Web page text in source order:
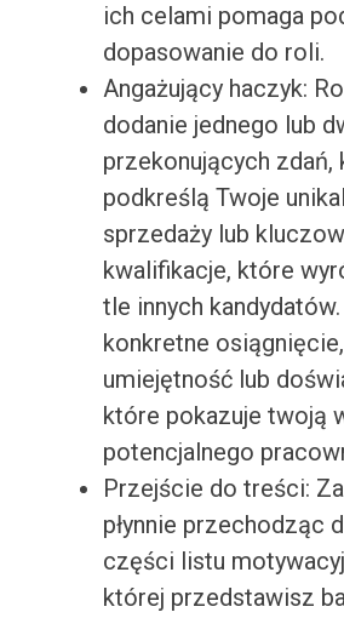
ich celami pomaga
dopasowanie do roli.
Angażujący haczyk:
dodanie jednego lub
przekonujących zdań,
podkreślą Twoje
sprzedaży lub
kwalifikacje, które
tle innych
konkretne
umiejętność lub
które pokazuje twoją
potencjalnego
Przejście do treści:
płynnie przechodząc
części listu
której przedstawisz